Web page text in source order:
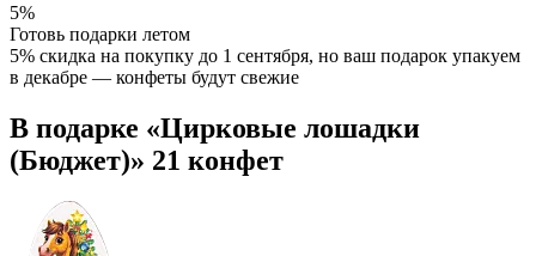
5%
Готовь подарки летом
5% скидка на покупку до 1 сентября, но ваш подарок упакуем
в декабре — конфеты будут свежие
В подарке «Цирковые лошадки
(Бюджет)» 21 конфет